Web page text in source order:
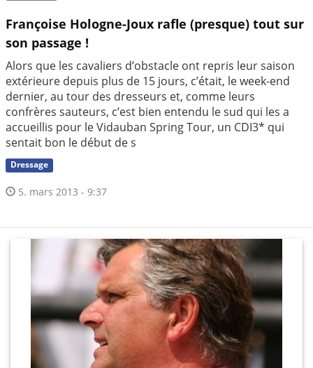
Françoise Hologne-Joux rafle (presque) tout sur
son passage !
Alors que les cavaliers d’obstacle ont repris leur saison
extérieure depuis plus de 15 jours, c’était, le week-end
dernier, au tour des dresseurs et, comme leurs
confrères sauteurs, c’est bien entendu le sud qui les a
accueillis pour le Vidauban Spring Tour, un CDI3* qui
sentait bon le début de s
Dressage
5. mars 2013 - 9:37